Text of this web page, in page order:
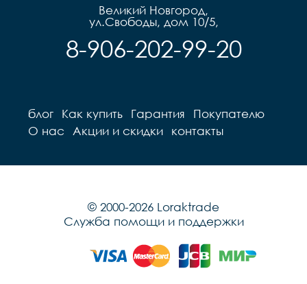
Великий Новгород,
ул.Свободы, дом 10/5,
8-906-202-99-20
блог Как купить Гарантия
Покупателю
О нас
Акции и скидки контакты
© 2000-2026 Loraktrade
Служба помощи и поддержки